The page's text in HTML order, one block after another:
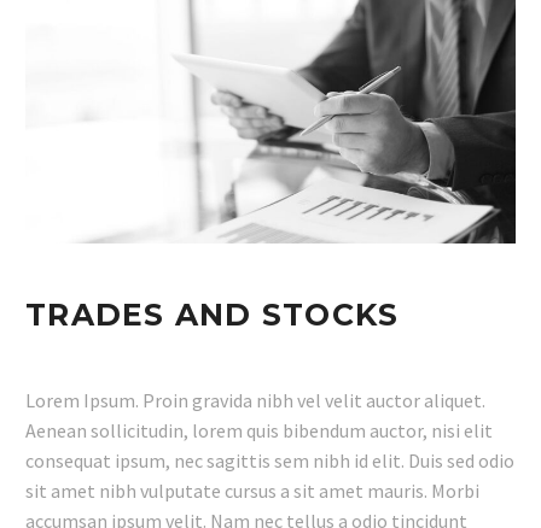
TRADES AND STOCKS
Lorem Ipsum. Proin gravida nibh vel velit auctor aliquet.
Aenean sollicitudin, lorem quis bibendum auctor, nisi elit
consequat ipsum, nec sagittis sem nibh id elit. Duis sed odio
sit amet nibh vulputate cursus a sit amet mauris. Morbi
accumsan ipsum velit. Nam nec tellus a odio tincidunt